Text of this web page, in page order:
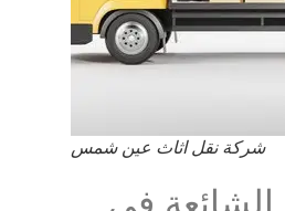
شركة نقل اثاث عين شمس
فى